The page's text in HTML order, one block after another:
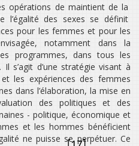
opérations de maintient de la
l’égalité des sexes se définit
pour les femmes et pour les
notamment dans la
programmes, dans tous les
s’agit d’une stratégie visant à
les expériences des femmes
dans l’élaboration, la mise en
des politiques et des
- politique, économique et
et les hommes bénéficient
ne puisse se perpétuer. Ce